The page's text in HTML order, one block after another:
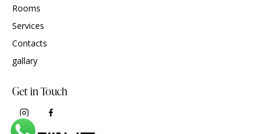
Rooms
Services
Contacts
gallary
Get in Touch